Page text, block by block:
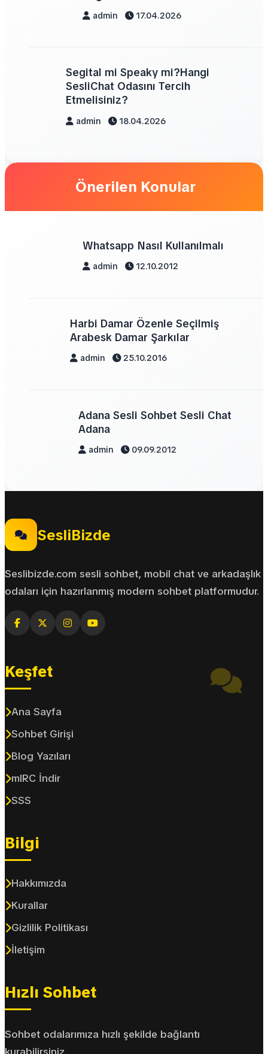
admin 17.04.2026
Segital mi Speaky mi?Hangi
SesliChat Odasını Tercih
Etmelisiniz?
admin 18.04.2026
Önerilen Konular
Whatsapp Nasıl Kullanılmalı
admin 12.10.2012
Harbi Damar Özenle Seçilmiş
Arabesk Damar Şarkılar
admin 25.10.2016
Adana Sesli Sohbet Sesli Chat
Adana
admin 09.09.2012
SesliBizde
Seslibizde.com sesli sohbet, mobil chat ve arkadaşlık
odaları için hazırlanmış modern sohbet platformudur.
Keşfet
Ana Sayfa
Sohbet Girişi
Blog Yazıları
mIRC İndir
SSS
Bilgi
Hakkımızda
Kurallar
Gizlilik Politikası
İletişim
Hızlı Sohbet
Sohbet odalarımıza hızlı şekilde bağlantı